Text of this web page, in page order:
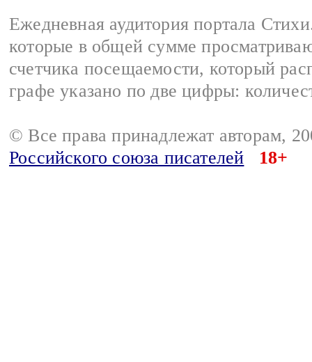
Ежедневная аудитория портала
которые в общей сумме
счетчика посещаемости, который
графе указано по две цифры:
© Все права принадлежат авторам,
Российского союза писателей
18+